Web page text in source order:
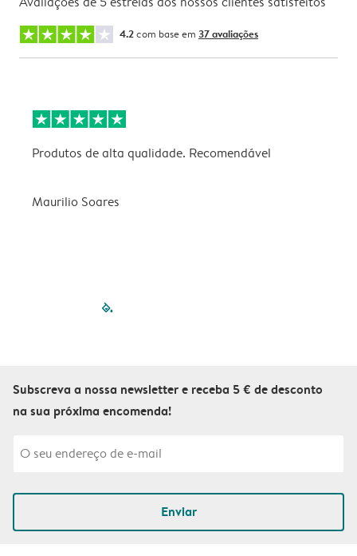
4.2com base em 37 avaliações
Produtos de alta qualidade. Recomendável
Maurilio Soares
filled-pagination
Subscreva a nossa newsletter e receba 5 € de desconto
na sua próxima encomenda!
Enviar